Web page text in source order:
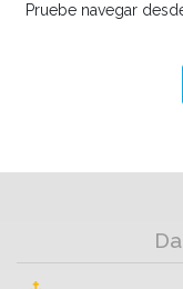
Pruebe navegar